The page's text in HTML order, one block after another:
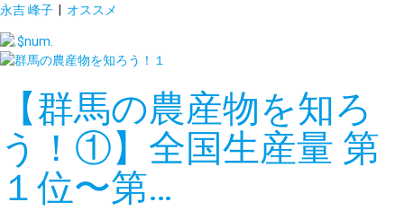
永吉 峰子 | オススメ
【群馬の農産物を知ろ
う！①】全国生産量 第
１位〜第…